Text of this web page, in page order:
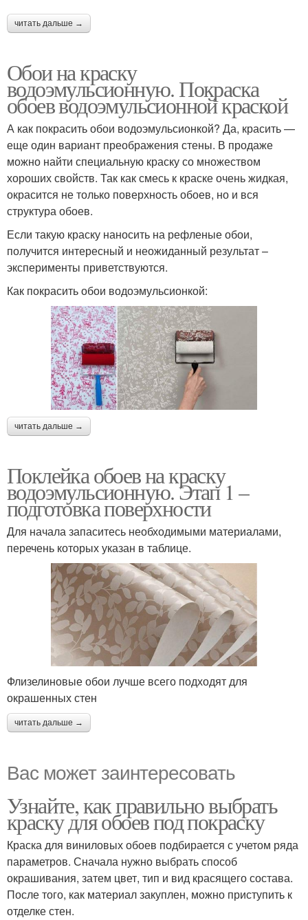
читать дальше →
Обои на краску
водоэмульсионную. Покраска
обоев водоэмульсионной краской
А как покрасить обои водоэмульсионкой? Да, красить —
еще один вариант преображения стены. В продаже
можно найти специальную краску со множеством
хороших свойств. Так как смесь к краске очень жидкая,
окрасится не только поверхность обоев, но и вся
структура обоев.
Если такую краску наносить на рефленые обои,
получится интересный и неожиданный результат –
эксперименты приветствуются.
Как покрасить обои водоэмульсионкой:
читать дальше →
Поклейка обоев на краску
водоэмульсионную. Этап 1 –
подготовка поверхности
Для начала запаситесь необходимыми материалами,
перечень которых указан в таблице.
Флизелиновые обои лучше всего подходят для
окрашенных стен
читать дальше →
Вас может заинтересовать
Узнайте, как правильно выбрать
краску для обоев под покраску
Краска для виниловых обоев подбирается с учетом ряда
параметров. Сначала нужно выбрать способ
окрашивания, затем цвет, тип и вид красящего состава.
После того, как материал закуплен, можно приступить к
отделке стен.